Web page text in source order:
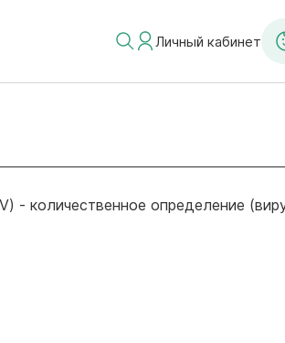
Личный кабинет
- количественное определение